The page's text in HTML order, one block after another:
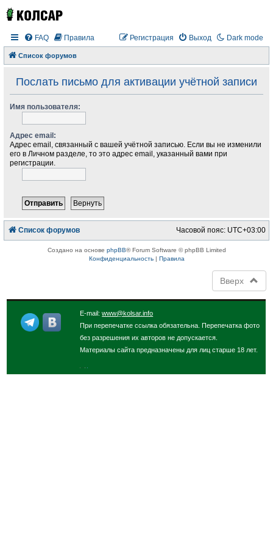
Dark mode
FAQ Правила Выход
Регистрация
Список форумов
Послать письмо для активации учётной записи
Имя пользователя:
Адрес email:
Адрес email, связанный с вашей учётной записью. Если вы не изменили
его в Личном разделе, то это адрес email, указанный вами при
регистрации.
Список форумов Часовой пояс: UTC+03:00
Создано на основе phpBB® Forum Software © phpBB Limited
Конфиденциальность| Правила
Вверх
E-mail:www@kolsar.info
При перепечатке ссылка обязательна. Перепечатка фото
без разрешения их авторов не допускается.
Материалы сайта предназначены для лиц старше 18 лет.